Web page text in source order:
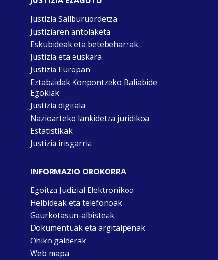
Justizia Sailburuordetza
Justiziaren antolaketa
Eskubideak eta betebeharrak
Justizia eta euskara
Justizia Europan
Eztabaidak Konpontzeko Baliabide
Egokiak
Justizia digitala
Nazioarteko lankidetza juridikoa
Estatistikak
Justizia irisgarria
INFORMAZIO OROKORRA
Egoitza Judizial Elektronikoa
Helbideak eta telefonoak
Gaurkotasun-albisteak
Dokumentuak eta argitalpenak
Ohiko galderak
Web mapa